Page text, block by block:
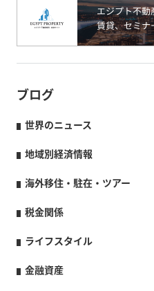
ブログ
世界のニュース
地域別経済情報
海外移住・駐在・ツアー
税金関係
ライフスタイル
金融資産